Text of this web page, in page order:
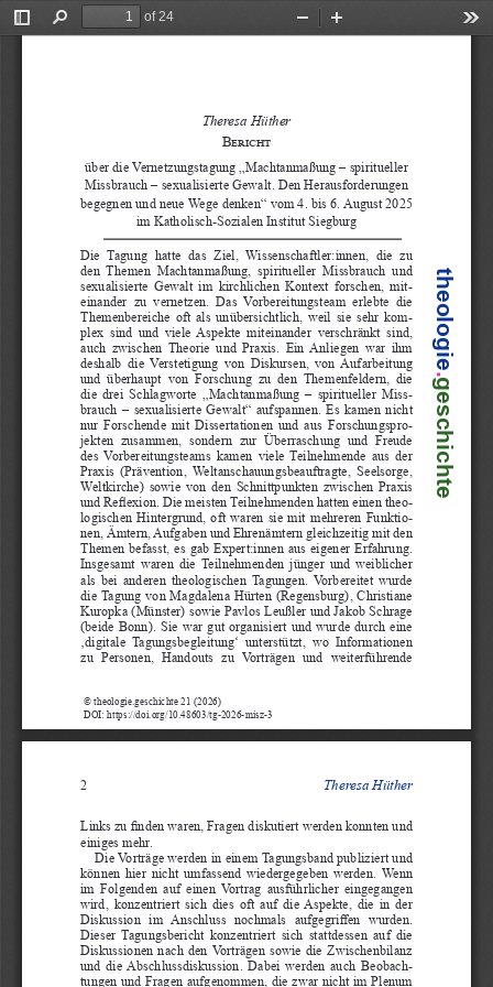
Toggle
Find
of 24
Zoom
theologie
.
geschichte
© theologie.geschichte 21 (2026)
DOI: https://doi.org/10.48603/tg-2026-misz-3
Theresa Hüther
Bericht
über die Vernetzungstagung „Machtanmaßung – spiritueller
Missbrauch – sexualisierte Gewalt. Den Herausforderungen
begegnen und neue Wege denken“ vom 4. bis 6. August 2025
im Katholisch-Sozialen Institut Siegburg
Die  Tagung  hatte  das  Ziel,  Wissenschaftler:innen,  die  zu
den Themen  Machtanmaßung,  spiritueller  Missbrauch  und
sexualisierte Gewalt im kirchlichen Kontext forschen, mit-
einander  zu  vernetzen.  Das  Vorbereitungsteam  erlebte  die
Themenbereiche oft als unübersichtlich, weil sie sehr kom-
plex sind und viele Aspekte miteinander verschränkt sind,
auch zwischen Theorie und Praxis. Ein Anliegen war ihm
deshalb die Verstetigung von Diskursen, von Aufarbeitung
und  überhaupt  von  Forschung  zu  den  Themenfeldern,  die
die drei Schlagworte „Machtanmaßung – spiritueller Miss-
brauch – sexualisierte Gewalt“ aufspannen. Es kamen nicht
nur Forschende mit Dissertationen und aus Forschungspro-
jekten  zusammen,  sondern  zur  Überraschung  und  Freude
des Vorbereitungsteams kamen viele Teilnehmende aus der
Praxis (Prävention, Weltanschauungsbeauftragte, Seelsorge,
Weltkirche) sowie von den Schnittpunkten zwischen Praxis
und Reflexion. Die meisten Teilnehmenden hatten einen theo-
logischen Hintergrund, oft waren sie mit mehreren Funktio-
nen, Ämtern, Aufgaben und Ehrenämtern gleichzeitig mit den
Themen befasst, es gab Expert:innen aus eigener Erfahrung.
Insgesamt waren die Teilnehmenden jünger und weiblicher
als bei anderen theologischen Tagungen. Vorbereitet wurde
die Tagung von Magdalena Hürten (Regensburg), Christiane
Kuropka (Münster) sowie Pavlos Leußler und Jakob Schrage
(beide Bonn). Sie war gut organisiert und wurde durch eine
‚digitale Tagungsbegleitung‘  unterstützt,  wo  Informationen
zu  Personen,  Handouts  zu  Vorträgen  und  weiterführende
2 Theresa Hüther
Links zu finden waren, Fragen diskutiert werden konnten und
einiges mehr.
Die Vorträge werden in einem Tagungsband publiziert und
können hier nicht umfassend wiedergegeben werden. Wenn
im Folgenden auf einen Vortrag ausführlicher eingegangen
wird, konzentriert sich dies oft auf die Aspekte, die in der
Diskussion  im  Anschluss  nochmals  aufgegriffen  wurden.
Dieser Tagungsbericht konzentriert sich stattdessen auf die
Diskussionen nach den Vorträgen sowie die Zwischenbilanz
und die Abschlussdiskussion. Dabei werden auch Beobach-
tungen und Fragen aufgenommen, die zwar nicht im Plenum